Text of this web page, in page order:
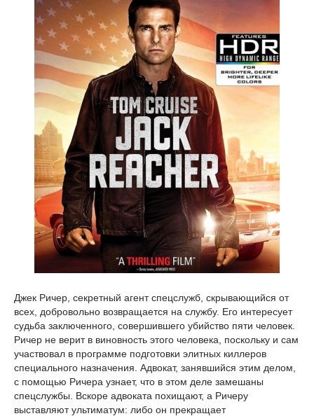
Джек Ричер, секретный агент спецслужб, скрывающийся от
всех, добровольно возвращается на службу. Его интересует
судьба заключенного, совершившего убийство пяти человек.
Ричер не верит в виновность этого человека, поскольку и сам
участвовал в программе подготовки элитных киллеров
специального назначения. Адвокат, занявшийся этим делом,
с помощью Ричера узнает, что в этом деле замешаны
спецслужбы. Вскоре адвоката похищают, а Ричеру
выставляют ультиматум: либо он прекращает